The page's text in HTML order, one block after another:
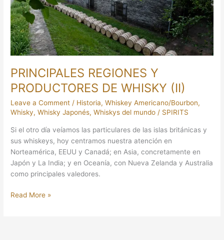
PRINCIPALES REGIONES Y
PRODUCTORES DE WHISKY (II)
Leave a Comment / Historia,Whiskey Americano/Bourbon,
Whisky,Whisky Japonés,Whiskys del mundo / SPIRITS
Si el otro día veíamos las particulares de las islas británicas y
sus whiskeys, hoy centramos nuestra atención en
Norteamérica, EEUU y Canadá; en Asia, concretamente en
Japón y La India; y en Oceanía, con Nueva Zelanda y Australia
como principales valedores.
WHISKY
(II)
Read More »